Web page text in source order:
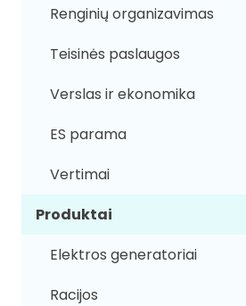
Renginių organizavimas
Teisinės paslaugos
Verslas ir ekonomika
ES parama
Vertimai
Produktai
Elektros generatoriai
Racijos